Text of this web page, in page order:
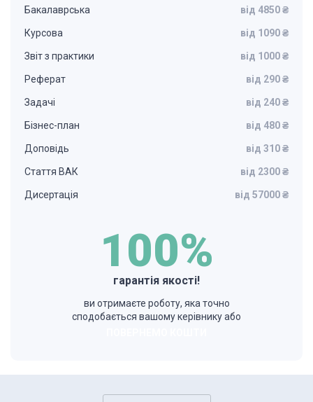
Бакалаврська від 4850 ₴
Курсова від 1090 ₴
Звіт з практики від 1000 ₴
Реферат від 290 ₴
Задачі від 240 ₴
Бізнес-план від 480 ₴
Доповідь від 310 ₴
Стаття ВАК від 2300 ₴
Дисертація від 57000 ₴
100%
гарантія якості!
ви отримаєте роботу, яка точно
сподобається вашому керівнику або